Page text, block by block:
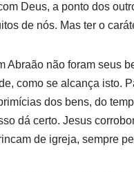
Deus, a ponto dos
de nós. Mas ter o
Abraão não foram seus
como se alcança isto.
dos bens, do
dá certo. Jesus
de igreja, sempre